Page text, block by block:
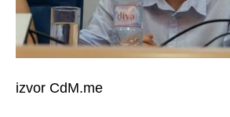
izvor CdM.me